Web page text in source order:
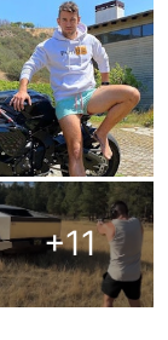
+11